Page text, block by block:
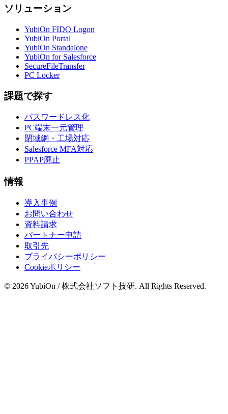
ソリューション
YubiOn FIDO Logon
YubiOn Portal
YubiOn Standalone
YubiOn for Salesforce
SecureFileTransfer
PC Locker
課題で探す
パスワードレス化
PC端末一元管理
閉域網・工場対応
Salesforce MFA対応
PPAP廃止
情報
導入事例
お問い合わせ
資料請求
パートナー申請
取引先
プライバシーポリシー
Cookieポリシー
© 2026 YubiOn / 株式会社ソフト技研. All Rights Reserved.